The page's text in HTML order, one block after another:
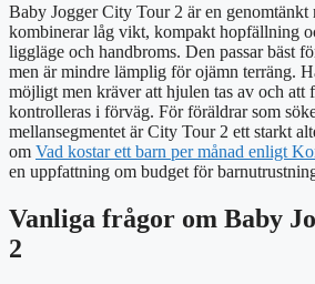
Baby Jogger City Tour 2 är en genomtänkt
kombinerar låg vikt, kompakt hopfällning
liggläge och handbroms. Den passar bäst
men är mindre lämplig för ojämn terräng.
möjligt men kräver att hjulen tas av och att
kontrolleras i förväg. För föräldrar som
mellansegmentet är City Tour 2 ett starkt
om Vad kostar ett barn per månad enligt
en uppfattning om budget för
Vanliga frågor om Baby
2